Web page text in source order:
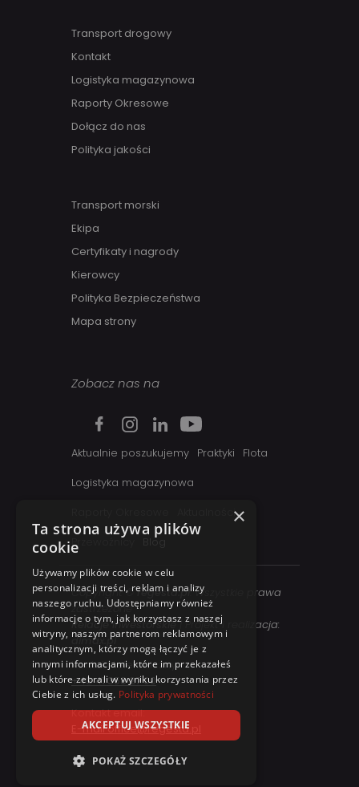
Transport drogowy
Kontakt
Logistyka magazynowa
Raporty Okresowe
Dołącz do nas
Polityka jakości
Transport morski
Ekipa
Certyfikaty i nagrody
Kierowcy
Polityka Bezpieczeństwa
Mapa strony
Zobacz nas na
Aktualnie poszukujemy Praktyki
Flota
Logistyka magazynowa
Aktualności
Przewoźnicy
Blog
Copyright ©regesta.pl. Wszystkie prawa
zastrzezone
Relacje inwestorskie| Projekt i realizacja:
dimax.pl
Kontakt telefoniczny:
+48 41 358 27 00
Kontakt email:
E-mail office@regesta.pl
×
Ta strona używa plików
cookie
Używamy plików cookie w celu
personalizacji treści, reklam i analizy
naszego ruchu. Udostępniamy również
informacje o tym, jak korzystasz z naszej
witryny, naszym partnerom reklamowym i
analitycznym, którzy mogą łączyć je z
innymi informacjami, które im przekazałeś
lub które zebrali w wyniku korzystania przez
Ciebie z ich usług. Polityka prywatności
AKCEPTUJ WSZYSTKIE
POKAŻ SZCZEGÓŁY